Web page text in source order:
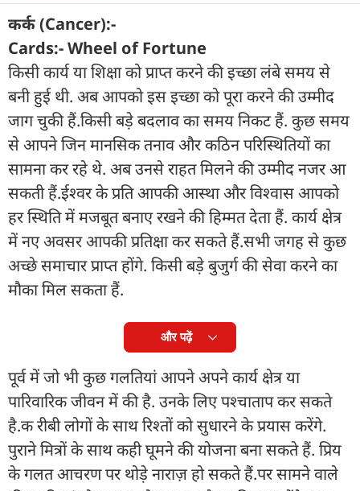
कर्क (Cancer):-
Cards:- Wheel of Fortune
किसी कार्य या शिक्षा को प्राप्त करने की इच्छा लंबे समय से
बनी हुई थी. अब आपको इस इच्छा को पूरा करने की उम्मीद
जाग चुकी हैं.किसी बड़े बदलाव का समय निकट हैं. कुछ समय
से आपने जिन मानसिक तनाव और कठिन परिस्थितियों का
सामना कर रहे थे. अब उनसे राहत मिलने की उम्मीद नजर आ
सकती हैं.ईश्वर के प्रति आपकी आस्था और विश्वास आपको
हर स्थिति में मजबूत बनाए रखने की हिम्मत देता हैं. कार्य क्षेत्र
में नए अवसर आपकी प्रतिक्षा कर सकते हैं.सभी जगह से कुछ
अच्छे समाचार प्राप्त होंगे. किसी बड़े बुजुर्ग की सेवा करने का
मौका मिल सकता हैं.
और पढ़ें
पूर्व में जो भी कुछ गलतियां आपने अपने कार्य क्षेत्र या
पारिवारिक जीवन में की है. उनके लिए पश्चाताप कर सकते
है.क रीबी लोगों के साथ रिश्तों को सुधारने के प्रयास करेंगे.
पुराने मित्रों के साथ कही घूमने की योजना बना सकते हैं. प्रिय
के गलत आचरण पर थोड़े नाराज़ हो सकते हैं.पर सामने वाले